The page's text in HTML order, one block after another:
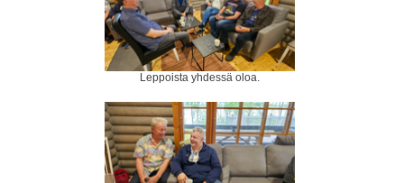
Leppoista yhdessä oloa.